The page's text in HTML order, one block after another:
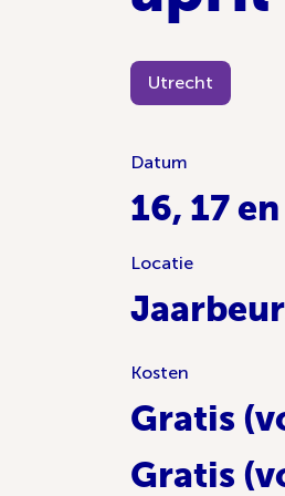
Utrecht
Datum
16, 17
Locatie
Kosten
Gratis
Gratis